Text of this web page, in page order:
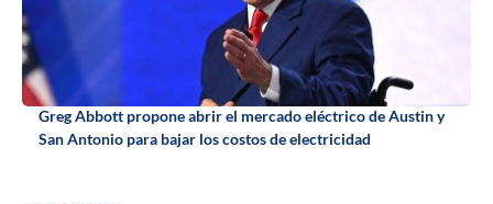
Greg Abbott propone abrir el mercado eléctrico de Austin y
San Antonio para bajar los costos de electricidad